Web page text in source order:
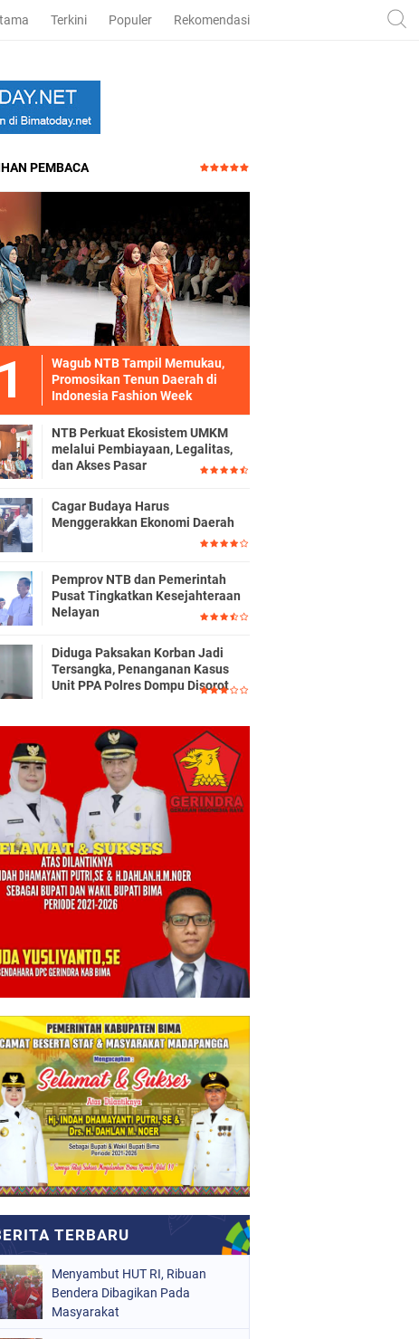
Terkini Populer Rekomendasi
PEMBACA
Wagub NTB Tampil Memukau,
Promosikan Tenun Daerah di
Indonesia Fashion Week
NTB Perkuat Ekosistem UMKM
melalui Pembiayaan, Legalitas,
dan Akses Pasar
Cagar Budaya Harus
Menggerakkan Ekonomi Daerah
Pemprov NTB dan Pemerintah
Pusat Tingkatkan Kesejahteraan
Nelayan
Diduga Paksakan Korban Jadi
Tersangka, Penanganan Kasus
Unit PPA Polres Dompu Disorot
Menyambut HUT RI, Ribuan
Bendera Dibagikan Pada
Masyarakat